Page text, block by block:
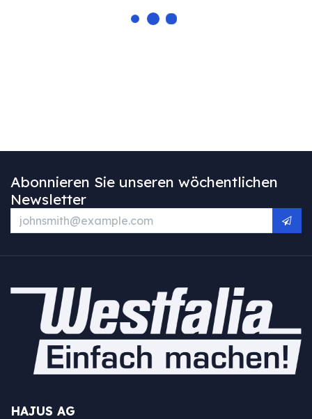
Abonnieren Sie unseren wöchentlichen
Newsletter
HAJUS AG